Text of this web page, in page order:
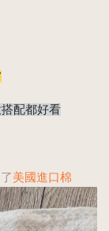
配都好看
美國進口棉